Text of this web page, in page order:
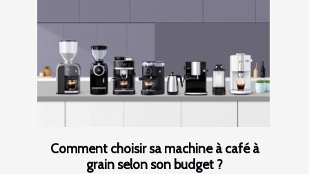
Comment choisir sa machine à café à
grain selon son budget ?